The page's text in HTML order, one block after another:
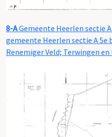
8-AGemeente Heerlen sectie
gemeente Heerlen sectie A 5e
Renemiger Veld; Terwingen en